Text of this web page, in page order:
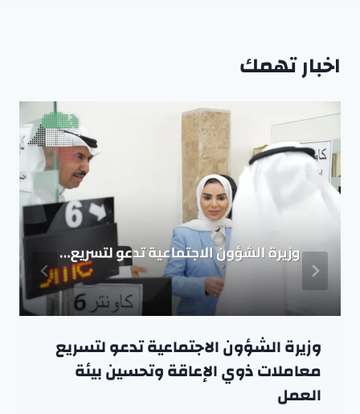
اخبار تهمك
وزيرة الشؤون الاجتماعية تدعو لتسريع
معاملات ذوي الإعاقة وتحسين بيئة
العمل